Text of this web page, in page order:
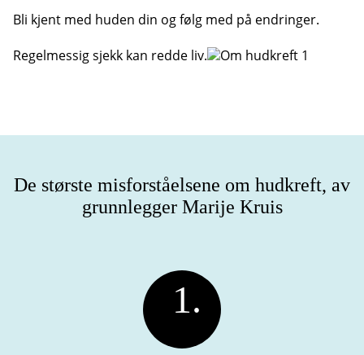
Bli kjent med huden din og følg med på endringer.
Regelmessig sjekk kan redde liv.
De største misforståelsene om hudkreft, av
grunnlegger Marije Kruis
1.